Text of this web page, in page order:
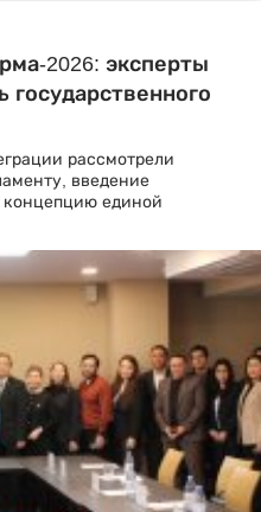
2026: эксперты
рассмотрели
введение
концепцию единой